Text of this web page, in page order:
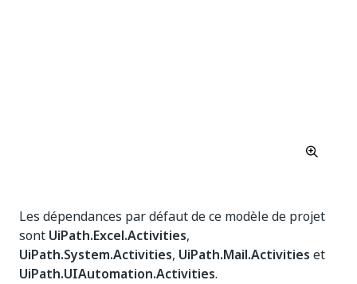
Les dépendances par défaut de ce modèle de projet
sont UiPath.Excel.Activities,
UiPath.System.Activities, UiPath.Mail.Activities et
UiPath.UIAutomation.Activities.